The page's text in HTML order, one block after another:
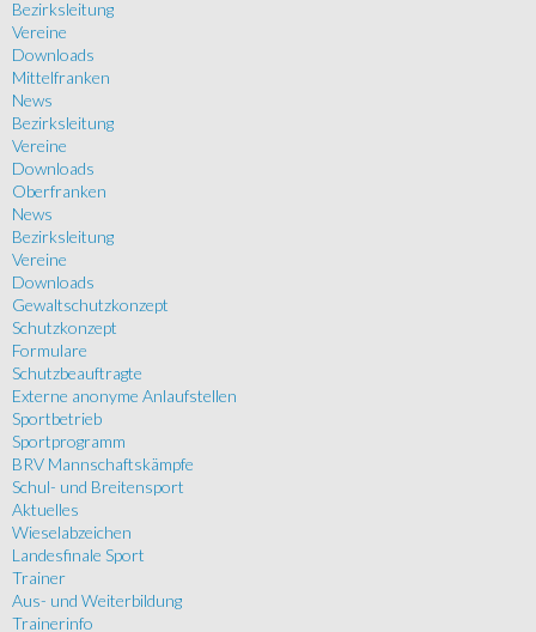
Bezirksleitung
Vereine
Downloads
Mittelfranken
News
Bezirksleitung
Vereine
Downloads
Oberfranken
News
Bezirksleitung
Vereine
Downloads
Gewaltschutzkonzept
Schutzkonzept
Formulare
Schutzbeauftragte
Externe anonyme Anlaufstellen
Sportbetrieb
Sportprogramm
BRV Mannschaftskämpfe
Schul- und Breitensport
Aktuelles
Wieselabzeichen
Landesfinale Sport
Trainer
Aus- und Weiterbildung
Trainerinfo